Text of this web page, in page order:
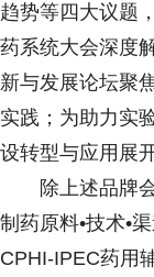
趋势等四大议题
药系统大会深度
新与发展论坛聚
实践；为助力实
设转型与应用展
除上述品牌
制药原料•技术•
CPHI-IPEC药用